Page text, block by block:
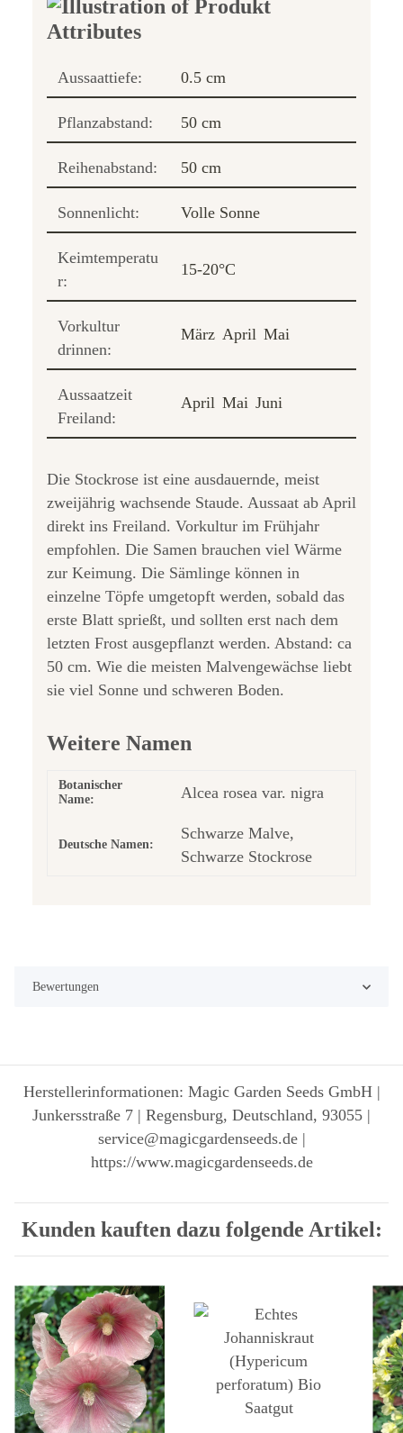
Aussaattiefe: 0.5 cm
Pflanzabstand: 50 cm
Reihenabstand: 50 cm
Sonnenlicht: Volle Sonne
Keimtemperatu
r:
15-20°C
Vorkultur
drinnen:
März April Mai
Aussaatzeit
Freiland:
April Mai Juni
Die Stockrose ist eine ausdauernde, meist
zweijährig wachsende Staude. Aussaat ab April
direkt ins Freiland. Vorkultur im Frühjahr
empfohlen. Die Samen brauchen viel Wärme
zur Keimung. Die Sämlinge können in
einzelne Töpfe umgetopft werden, sobald das
erste Blatt sprießt, und sollten erst nach dem
letzten Frost ausgepflanzt werden. Abstand: ca
50 cm. Wie die meisten Malvengewächse liebt
sie viel Sonne und schweren Boden.
Weitere Namen
Botanischer
Name:
Alcea rosea var. nigra
Deutsche Namen:
Schwarze Malve,
Schwarze Stockrose
Bewertungen
Herstellerinformationen: Magic Garden Seeds GmbH |
Junkersstraße 7 | Regensburg, Deutschland, 93055 |
service@magicgardenseeds.de |
https://www.magicgardenseeds.de
Kunden kauften dazu folgende Artikel: